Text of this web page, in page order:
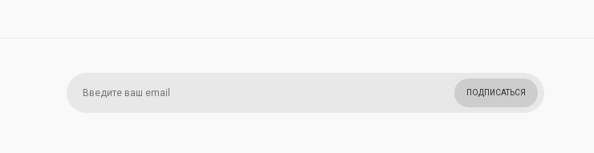
ПОДПИСАТЬСЯ